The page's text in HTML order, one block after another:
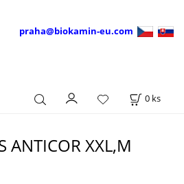
praha@biokamin-eu.com
0 ks
ANTICOR XXL,M